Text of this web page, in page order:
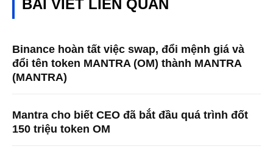
BÀI VIẾT LIÊN QUAN
Binance hoàn tất việc swap, đổi mệnh giá và
đổi tên token MANTRA (OM) thành MANTRA
(MANTRA)
Mantra cho biết CEO đã bắt đầu quá trình đốt
150 triệu token OM